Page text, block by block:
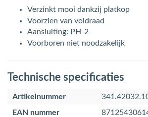
Verzinkt mooi dankzij platkop
Voorzien van voldraad
Aansluiting: PH-2
Voorboren niet noodzakelijk
Technische specificaties
Artikelnummer
EAN nummer